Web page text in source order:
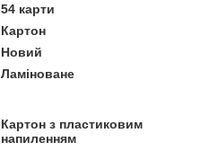
54 карти
Картон
Новий
Ламіноване
Картон з пластиковим
напиленням